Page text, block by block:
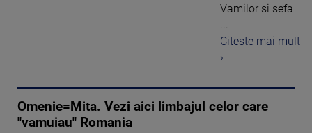
Vamilor si sefa
Citeste mai mult
›
Omenie=Mita. Vezi aici limbajul celor care
"vamuiau" Romania